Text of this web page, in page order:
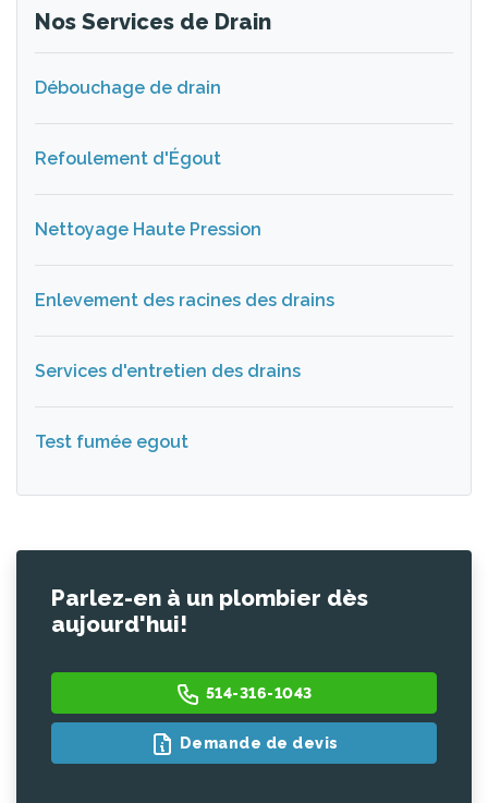
Nos Services de Drain
Débouchage de drain
Refoulement d'Égout
Nettoyage Haute Pression
Enlevement des racines des drains
Services d'entretien des drains
Test fumée egout
Parlez-en à un plombier dès
aujourd'hui!
514-316-1043
Demande de devis